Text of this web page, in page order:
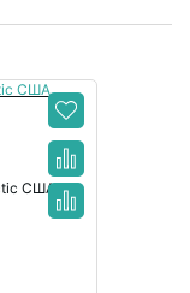
США